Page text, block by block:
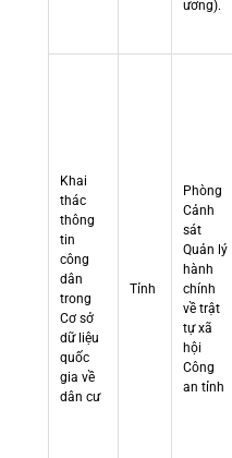
ương).
Khai
thác
thông
tin
công
dân
trong
Cơ sở
dữ liệu
quốc
gia về
dân cư
Tỉnh
Phòng
Cảnh
sát
Quản lý
hành
chính
về trật
tự xã
hội
Công
an tỉnh